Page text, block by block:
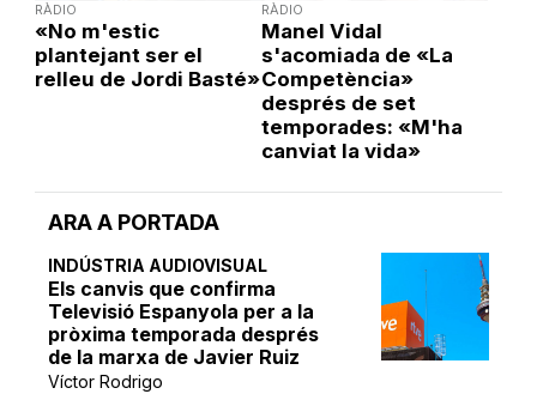
ARA A PORTADA
INDÚSTRIA AUDIOVISUAL
Els canvis que confirma
Televisió Espanyola per a la
pròxima temporada després
de la marxa de Javier Ruiz
Víctor Rodrigo
RÀDIO
«No m'estic
plantejant ser el
relleu de Jordi Basté»
RÀDIO
Manel Vidal
s'acomiada de «La
Competència»
després de set
temporades: «M'ha
canviat la vida»